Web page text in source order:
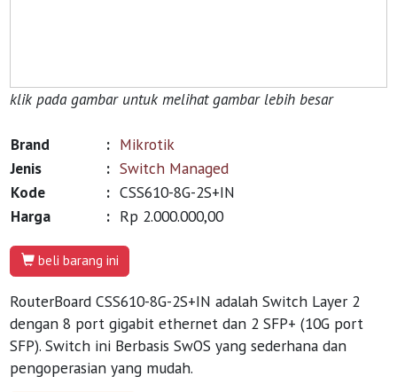
klik pada gambar untuk melihat gambar lebih besar
Brand : Mikrotik
Jenis
: Switch Managed
Kode
: CSS610-8G-2S+IN
Harga
: Rp 2.000.000,00
beli barang ini
RouterBoard CSS610-8G-2S+IN adalah Switch Layer 2
dengan 8 port gigabit ethernet dan 2 SFP+ (10G port
SFP). Switch ini Berbasis SwOS yang sederhana dan
pengoperasian yang mudah.